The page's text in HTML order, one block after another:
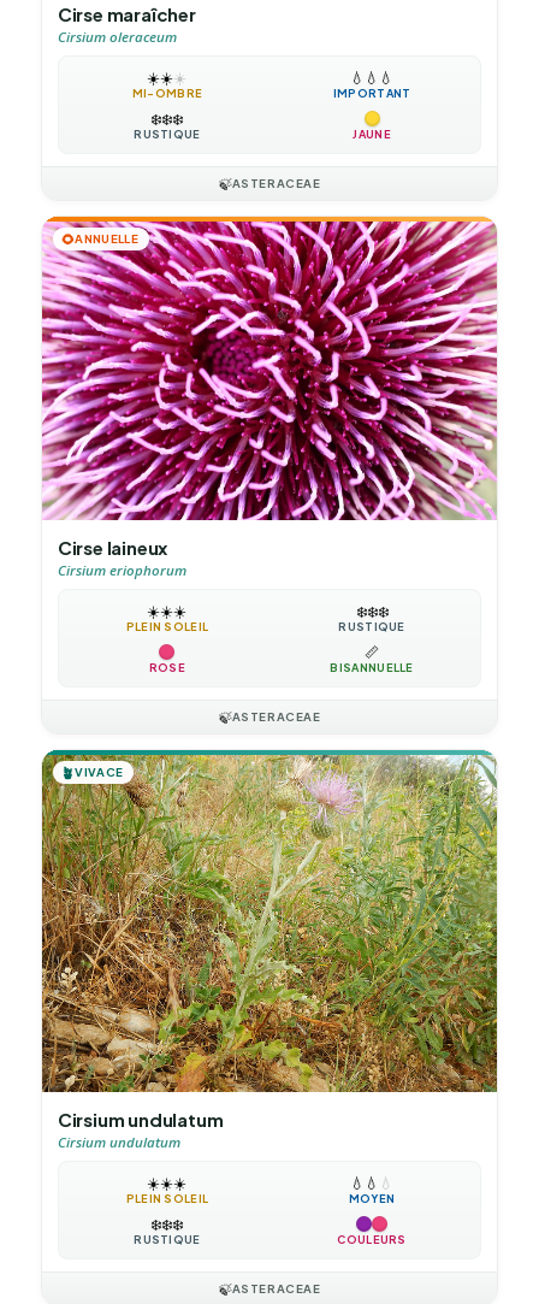
Cirse maraîcher
Cirsium oleraceum
☀️☀️☀️
MI-OMBRE
💧 💧 💧
IMPORTANT
❄️❄️❄️
RUSTIQUE JAUNE
🍃ASTERACEAE
🌻ANNUELLE
Cirse laineux
Cirsium eriophorum
☀️☀️☀️
PLEIN SOLEIL
❄️❄️❄️
RUSTIQUE
ROSE
📏
BISANNUELLE
🍃ASTERACEAE
🪴VIVACE
Cirsium undulatum
Cirsium undulatum
☀️☀️☀️
PLEIN SOLEIL
💧 💧 💧
MOYEN
❄️❄️❄️
RUSTIQUE COULEURS
🍃ASTERACEAE